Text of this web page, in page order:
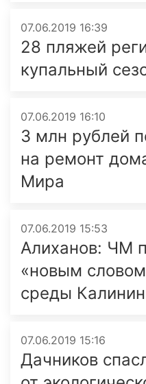
07.06.2019 16:39
28 пляжей
купальный
07.06.2019 16:10
3 млн рублей
на ремонт
Мира
07.06.2019 15:53
Алиханов: ЧМ
«новым
среды
07.06.2019 15:16
Дачников